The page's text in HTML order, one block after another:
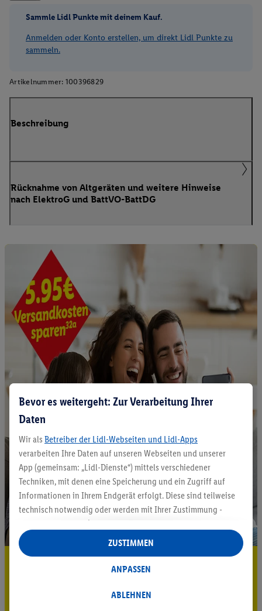
Sammle Lidl Punkte mit deinem Kauf.
Anmelden oder Konto erstellen, um direkt Lidl Punkte zu
sammeln.
Artikelnummer: 100396829
Beschreibung
Rücknahme von Altgeräten und weitere Hinweise
nach ElektroG und BattVO-BattDG
5.95 € Versand sparen³²ᵃ
Bevor es weitergeht: Zur Verarbeitung Ihrer
Daten
Wir als Betreiber der Lidl-Webseiten und Lidl-Apps
verarbeiten Ihre Daten auf unseren Webseiten und unserer
App (gemeinsam: „Lidl-Dienste“) mittels verschiedener
Techniken, mit denen eine Speicherung und ein Zugriff auf
Informationen in Ihrem Endgerät erfolgt. Diese sind teilweise
technisch notwendig oder werden mit Ihrer Zustimmung -
auch durch Partner (u.a.
Verantwortliche; im Zusammenhang mit dem IAB TCF
insgesamt
Statistik-Erstellung oder für personalisierte Werbung
Datenverarbeitungen für personalisierte Werbung werden
ABLEHNEN
ANPASSEN
ZUSTIMMEN